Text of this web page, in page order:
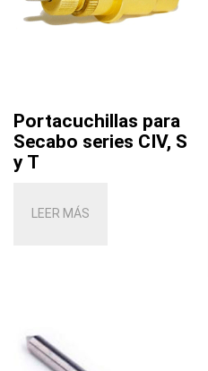
Portacuchillas para
Secabo series CIV, S
y T
LEER MÁS